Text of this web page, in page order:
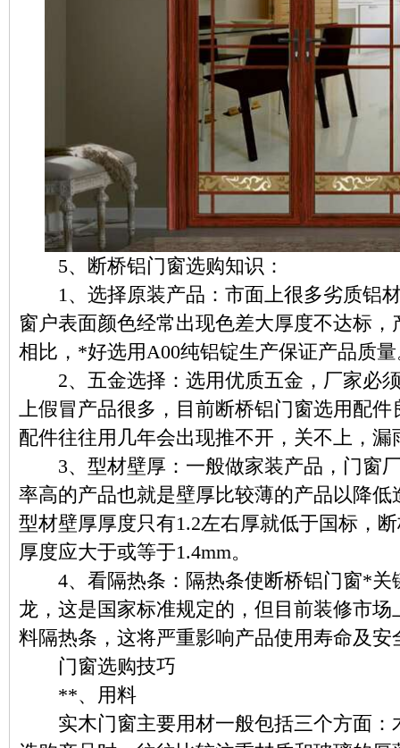
5、断桥铝门窗选购知识：
1、选择原装产品：市面上很多劣质铝
窗户表面颜色经常出现色差大厚度不达标
相比，*好选用A00纯铝锭生产保证产品质
2、五金选择：选用优质五金，厂家必
上假冒产品很多，目前断桥铝门窗选用配
配件往往用几年会出现推不开，关不上，
3、型材壁厚：一般做家装产品，门窗
率高的产品也就是壁厚比较薄的产品以降
型材壁厚厚度只有1.2左右厚就低于国标，
厚度应大于或等于1.4mm。
4、看隔热条：隔热条使断桥铝门窗*关
龙，这是国家标准规定的，但目前装修市
料隔热条，这将严重影响产品使用寿命及安
门窗选购技巧
**、用料
实木门窗主要用材一般包括三个方面：